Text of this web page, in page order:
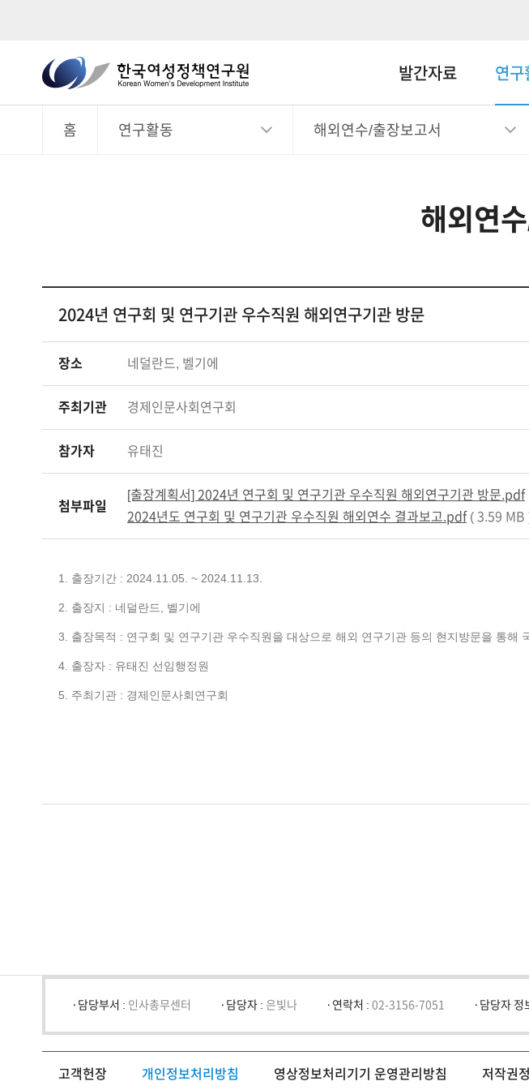
한
국
여
Women's
Development
Institute
체
발간자료 연구
홈 연구활동 해외연수/출장보고서
해외연
2024년 연구회 및 연구기관 우수직원 해외연구기관 방문
장소 네덜란드, 벨기에
주최기관 경제인문사회연구회
참가자 유태진
첨부파일
[출장계획서] 2024년 연구회 및 연구기관 우수직원 해외연구기관 방문.pdf
2024년도 연구회 및 연구기관 우수직원 해외연수 결과보고.pdf ( 3.59 MB
1. 출장기간 : 2024.11.05. ~ 2024.11.13.
2. 출장지 : 네덜란드, 벨기에
3. 출장목적 : 연구회 및 연구기관 우수직원을 대상으로 해외 연구기관 등의 현지방문을 통
4. 출장자 : 유태진 선임행정원
5. 주최기관 : 경제인문사회연구회
담당부서 : 인사총무센터 담당자 : 은빛나 연락처 : 02-3156-7051 담당자 정
고객헌장 개인정보처리방침 영상정보처리기기 운영관리방침 저작권